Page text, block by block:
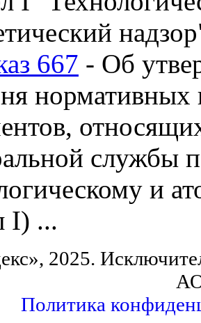
667 - Об
нормативных
службы
и
I) ...
2025.
Политика